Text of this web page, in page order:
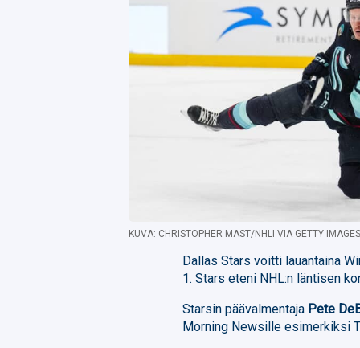
KUVA: CHRISTOPHER MAST/NHLI VIA GETTY IMAGES
Dallas Stars voitti lauantaina
1. Stars eteni NHL:n läntisen
Starsin päävalmentaja Pete
Morning Newsille esimerkiksi